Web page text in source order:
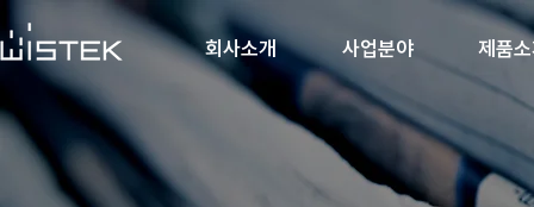
회사소개 사업분야 제품